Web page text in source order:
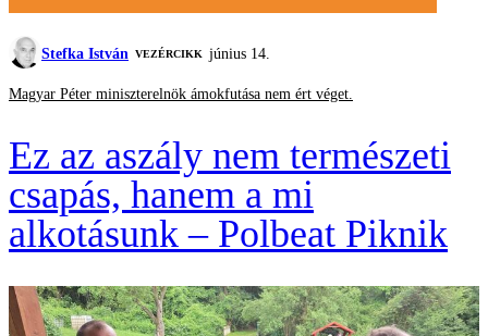
Stefka István VEZÉRCIKK június 14.
Magyar Péter miniszterelnök ámokfutása nem ért véget.
Ez az aszály nem természeti
csapás, hanem a mi
alkotásunk – Polbeat Piknik